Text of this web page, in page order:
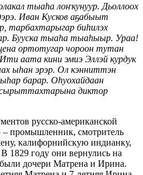
тыаһа лоҥкунуур. Дьоллоох
Иван Кусков аҕабыыт
тарбахтарыгар биһилэх
Бууска тыаһа тыаһыыр. Ураа!
ортотугар чороон тутан
аата кини эмиэ Эллэй курдук
ыһан эрэр. Ол кэнниттэн
барар. Оһуохайдаан
диктор
русско-американской
промышленник, смотритель
калифорнийскую индианку,
1829 году они вернулись на
дочери Матрена и Ирина.